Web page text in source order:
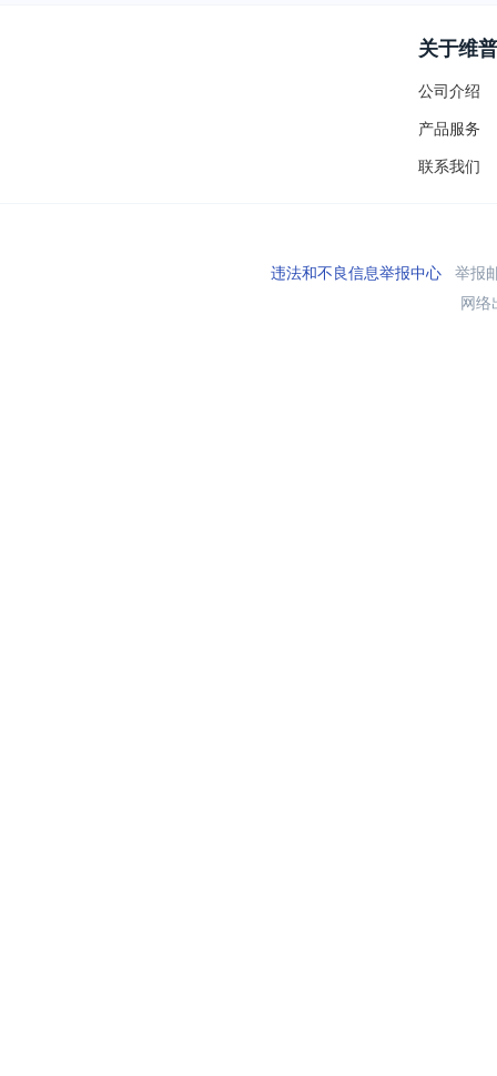
关于维普
公司介绍
产品服务
联系我们
违法和不良信息举报中心举报
网